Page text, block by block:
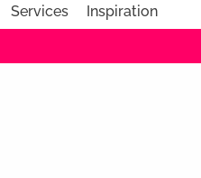
Services Inspiration